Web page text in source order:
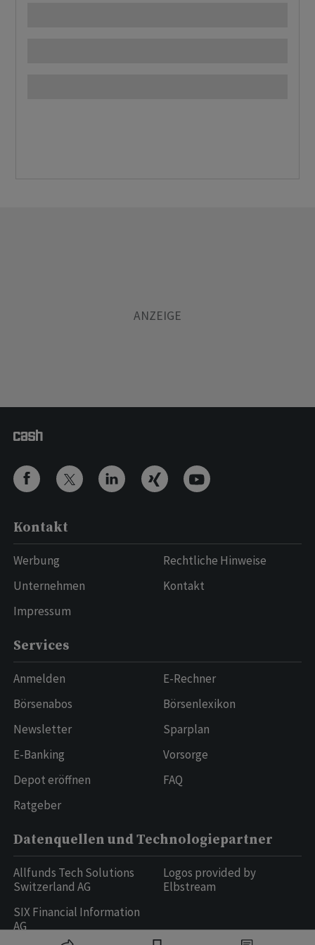
Kontakt
Werbung
Unternehmen
Impressum
Rechtliche Hinweise
Kontakt
Services
Anmelden
Börsenabos
Newsletter
E-Banking
Depot eröffnen
Ratgeber
E-Rechner
Börsenlexikon
Sparplan
Vorsorge
FAQ
Datenquellen und Technologiepartner
Allfunds Tech Solutions
Switzerland AG
SIX Financial Information
AG
Logos provided by
Elbstream